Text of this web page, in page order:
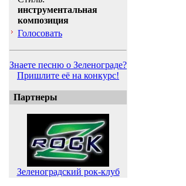
инструментальная
композиция
Голосовать
Знаете песню о Зеленограде?
Пришлите её на конкурс!
Партнеры
Зеленоградский рок-клуб